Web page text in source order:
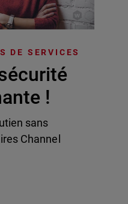
DE SERVICES
!
sans
Channel